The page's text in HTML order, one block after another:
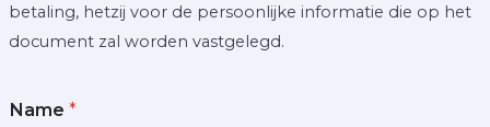
betaling, hetzij voor de persoonlijke informatie die op het
document zal worden vastgelegd.
Name *